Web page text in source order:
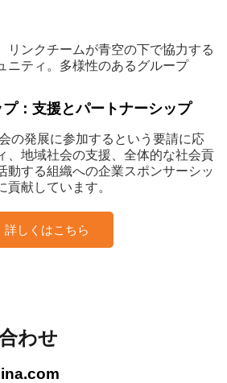
：支援とパートナーシップ
の発展に参加するという要請に応
、地域社会の支援、全体的な社会貢
動する組織への企業スポンサーシッ
貢献しています。
詳しくはこちら
わせ